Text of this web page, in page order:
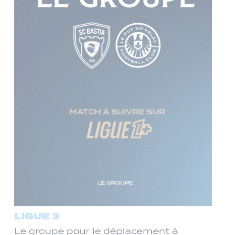
LIGUE 3
Le groupe pour le déplacement à